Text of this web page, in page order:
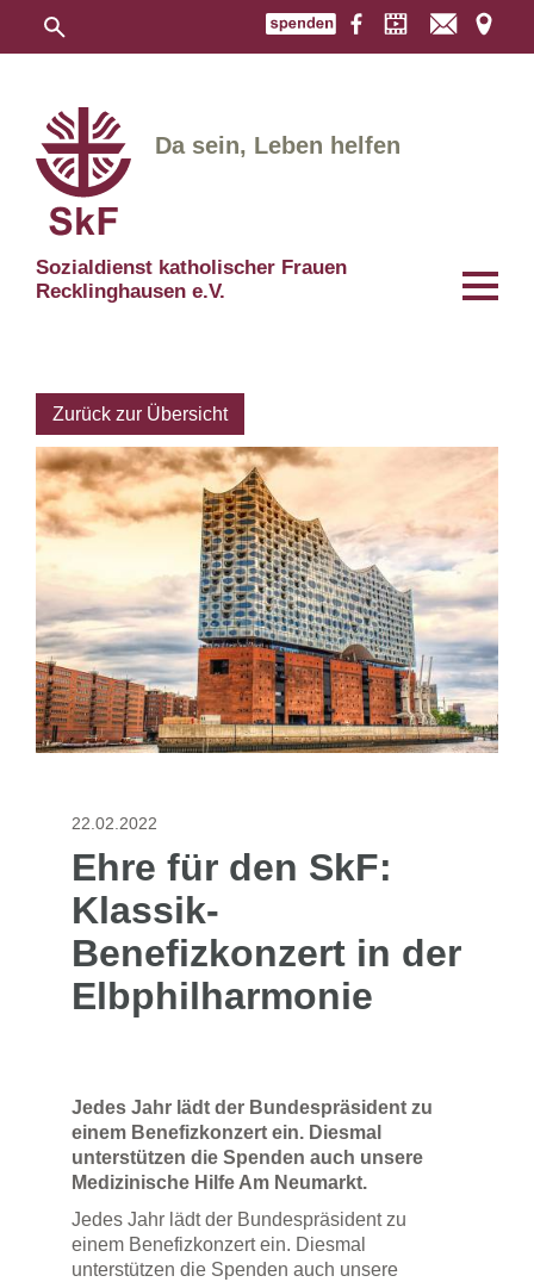
Sozialdienst katholischer Frauen
Recklinghausen e.V.
Da sein, Leben helfen
Zurück zur Übersicht
22.02.2022
Ehre für den SkF:
Klassik-
Benefizkonzert in der
Elbphilharmonie
Jedes Jahr lädt der Bundespräsident zu
einem Benefizkonzert ein. Diesmal
unterstützen die Spenden auch unsere
Medizinische Hilfe Am Neumarkt.
Jedes Jahr lädt der Bundespräsident zu
einem Benefizkonzert ein. Diesmal
unterstützen die Spenden auch unsere